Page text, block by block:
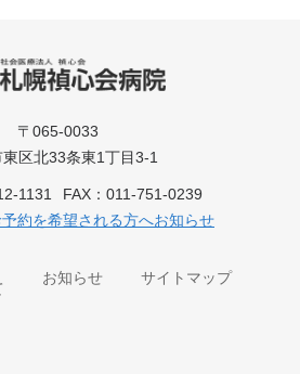
〒065-0033
区北33条東1丁目3-1
1131
FAX：011-751-0239
約を希望される方へお知らせ
お知らせ サイトマップ